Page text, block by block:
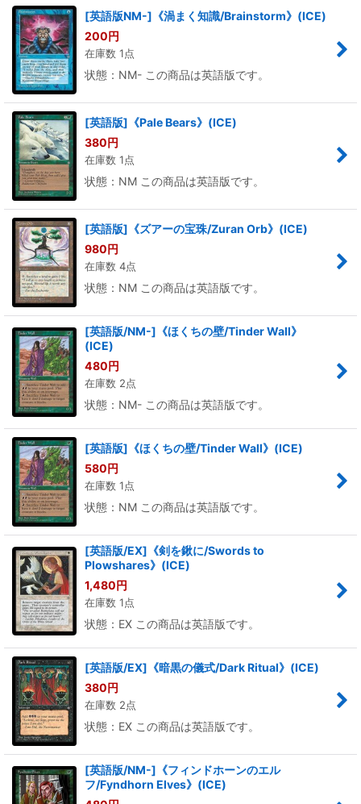
[英語版NM-]《渦まく知識/Brainstorm》(ICE)
200円
在庫数 1点
状態：NM- この商品は英語版です。
[英語版]《Pale Bears》(ICE)
380円
在庫数 1点
状態：NM この商品は英語版です。
[英語版]《ズアーの宝珠/Zuran Orb》(ICE)
980円
在庫数 4点
状態：NM この商品は英語版です。
[英語版/NM-]《ほくちの壁/Tinder Wall》
(ICE)
480円
在庫数 2点
状態：NM- この商品は英語版です。
[英語版]《ほくちの壁/Tinder Wall》(ICE)
580円
在庫数 1点
状態：NM この商品は英語版です。
[英語版/EX]《剣を鍬に/Swords to
Plowshares》(ICE)
1,480円
在庫数 1点
状態：EX この商品は英語版です。
[英語版/EX]《暗黒の儀式/Dark Ritual》(ICE)
380円
在庫数 2点
状態：EX この商品は英語版です。
[英語版/NM-]《フィンドホーンのエル
フ/Fyndhorn Elves》(ICE)